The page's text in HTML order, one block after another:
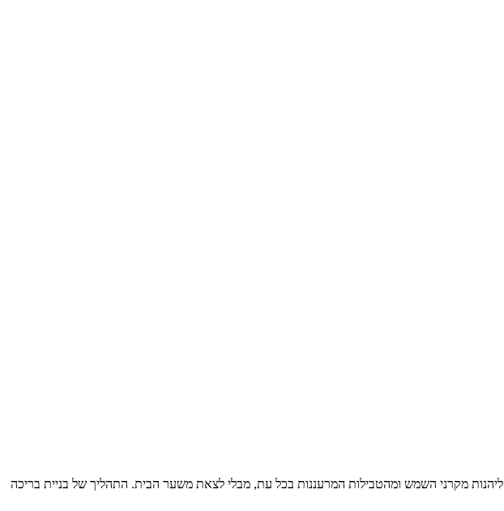
מקרני השמש ומהטבילות המרעננות בכל עת, מבלי לצאת משער הבית. התהליך של בניית בריכה